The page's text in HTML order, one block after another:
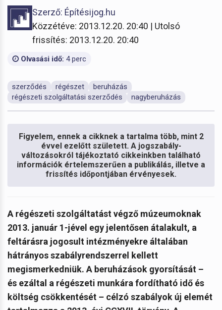
Szerző: Építésijog.hu
Közzétéve: 2013.12.20. 20:40 | Utolsó
frissítés: 2013.12.20. 20:40
Olvasási idő: 4 perc
szerződés régészet
beruházás
régészeti szolgáltatási szerződés
nagyberuházás
Figyelem, ennek a cikknek a tartalma több, mint 2
évvel ezelőtt született. A jogszabály-
változásokról tájékoztató cikkeinkben található
információk értelemszerűen a publikálás, illetve a
frissítés időpontjában érvényesek.
A régészeti szolgáltatást végző múzeumoknak
2013. január 1-jével egy jelentősen átalakult, a
feltárásra jogosult intézményekre általában
hátrányos szabályrendszerrel kellett
megismerkedniük. A beruházások gyorsítását –
és ezáltal a régészeti munkára fordítható idő és
költség csökkentését – célzó szabályok új elemét